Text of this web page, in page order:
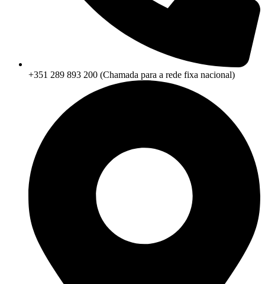
+351 289 893 200 (Chamada para a rede fixa nacional)